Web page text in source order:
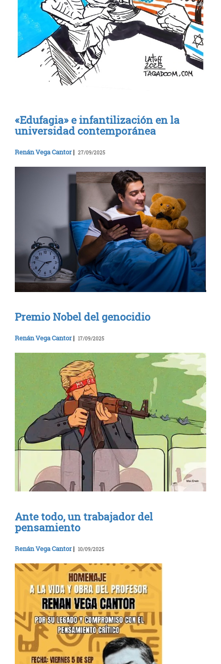
«Edufagia» e infantilización en la
universidad contemporánea
Renán Vega Cantor| 27/09/2025
Premio Nobel del genocidio
Renán Vega Cantor| 17/09/2025
Ante todo, un trabajador del
pensamiento
Renán Vega Cantor| 10/09/2025